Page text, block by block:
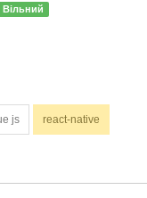
Вільний
js react-native